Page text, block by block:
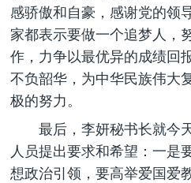
感骄傲和自豪，感谢党的领
家都表示要做一个追梦人，
作，力争以最优异的成绩回
不负韶华，为中华民族伟大
极的努力。
最后，李妍秘书长就今
人员提出要求和希望：一是
想政治引领，要高举爱国爱